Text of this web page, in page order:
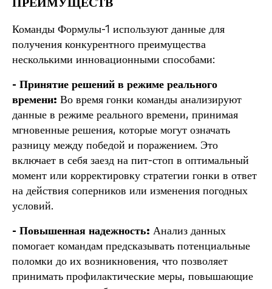
ПРЕИМУЩЕСТВ
Команды Формулы-1 используют данные для
получения конкурентного преимущества
несколькими инновационными способами:
- Принятие решений в режиме реального
времени: Во время гонки команды анализируют
данные в режиме реального времени, принимая
мгновенные решения, которые могут означать
разницу между победой и поражением. Это
включает в себя заезд на пит-стоп в оптимальный
момент или корректировку стратегии гонки в ответ
на действия соперников или изменения погодных
условий.
- Повышенная надежность: Анализ данных
помогает командам предсказывать потенциальные
поломки до их возникновения, что позволяет
принимать профилактические меры, повышающие